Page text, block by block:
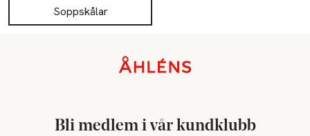
Soppskålar
Bli medlem i vår kundklubb